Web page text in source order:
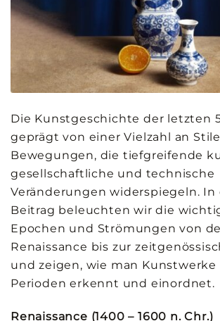
Die Kunstgeschichte der letzten
geprägt von einer Vielzahl an
Bewegungen, die tiefgreifende
gesellschaftliche und technische
Veränderungen widerspiegeln. In
Beitrag beleuchten wir die
Epochen und Strömungen von
Renaissance bis zur
und zeigen, wie man Kunstwerke
Perioden erkennt und einordnet.
Renaissance (1400 – 1600 n. Chr.)